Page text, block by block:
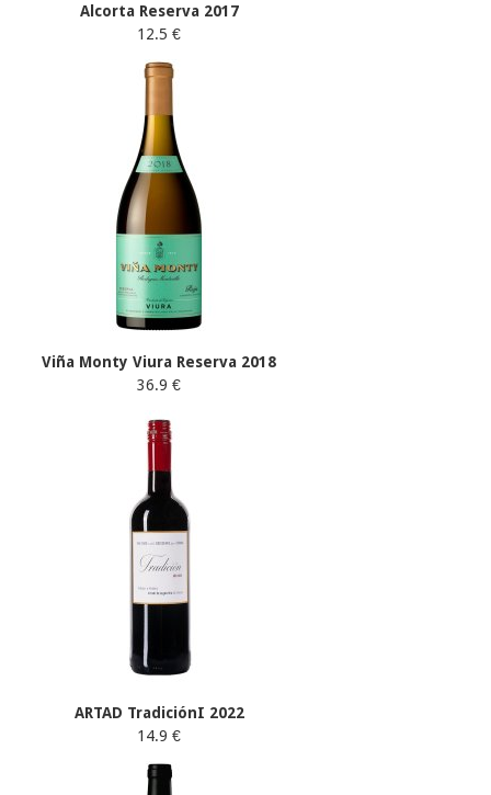
Alcorta Reserva 2017
12.5 €
Viña Monty Viura Reserva 2018
36.9 €
ARTAD TradiciónI 2022
14.9 €